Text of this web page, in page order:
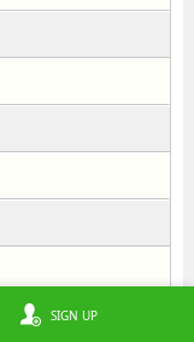
SIGN UP